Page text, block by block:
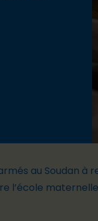
au Soudan
l’école maternelle